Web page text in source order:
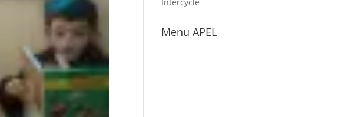
Menu APEL